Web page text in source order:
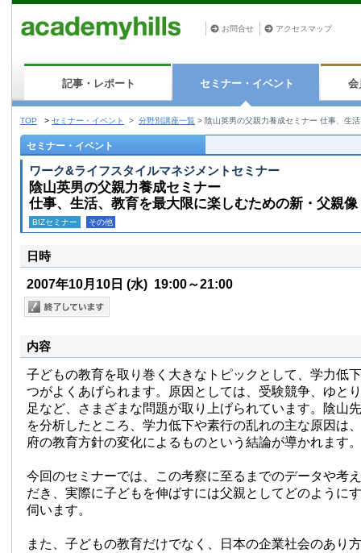
お問合せ アクセスマップ
記事・レポート セミナー・イベント 会
TOP > セミナー・イベント > 分野別講座一覧 > 陰山英男の父親力養成セミナー 仕事、生
セミナー・イベント
ワーク&ライフスタイルマネジメントセミナー
陰山英男の父親力養成セミナー
仕事、生活、教育を最大限に楽しむための新・父親像
BIZセミナー その他
日時
2007年10月10日 (水) 19:00～21:00
内容
子どもの教育を取り巻く大きなトピックとして、学力低
つがよくあげられます。原因としては、受験競争、ゆと
足など、さまざまな問題が取り上げられています。陰山
を分析したところ、学力低下や素行の乱れの主な原因は
府の教育方針の変化によるものという結論が導かれます。
今回のセミナーでは、この考察に至るまでのデータや考
だき、実際に子どもを伸ばすには父親としてどのように
伺います。
また、子どもの教育だけでなく、日本の企業社会のあり